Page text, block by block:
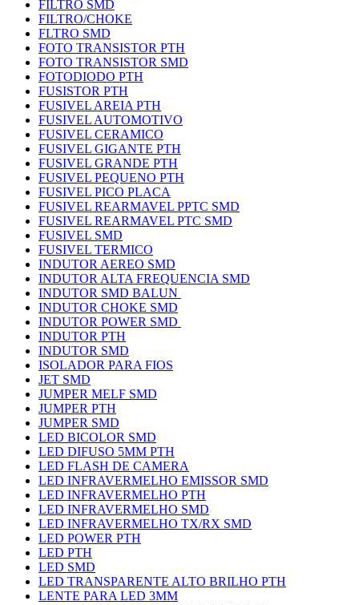
FILTRO SMD
FILTRO/CHOKE
FLTRO SMD
FOTO TRANSISTOR PTH
FOTO TRANSISTOR SMD
FOTODIODO PTH
FUSISTOR PTH
FUSIVEL AREIA PTH
FUSIVEL AUTOMOTIVO
FUSIVEL CERAMICO
FUSIVEL GIGANTE PTH
FUSIVEL GRANDE PTH
FUSIVEL PEQUENO PTH
FUSIVEL PICO PLACA
FUSIVEL REARMAVEL PPTC SMD
FUSIVEL REARMAVEL PTC SMD
FUSIVEL SMD
FUSIVEL TERMICO
INDUTOR AEREO SMD
INDUTOR ALTA FREQUENCIA SMD
INDUTOR SMD BALUN
INDUTOR CHOKE SMD
INDUTOR POWER SMD
INDUTOR PTH
INDUTOR SMD
ISOLADOR PARA FIOS
JET SMD
JUMPER MELF SMD
JUMPER PTH
JUMPER SMD
LED BICOLOR SMD
LED DIFUSO 5MM PTH
LED FLASH DE CAMERA
LED INFRAVERMELHO EMISSOR SMD
LED INFRAVERMELHO PTH
LED INFRAVERMELHO SMD
LED INFRAVERMELHO TX/RX SMD
LED POWER PTH
LED PTH
LED SMD
LED TRANSPARENTE ALTO BRILHO PTH
LENTE PARA LED 3MM